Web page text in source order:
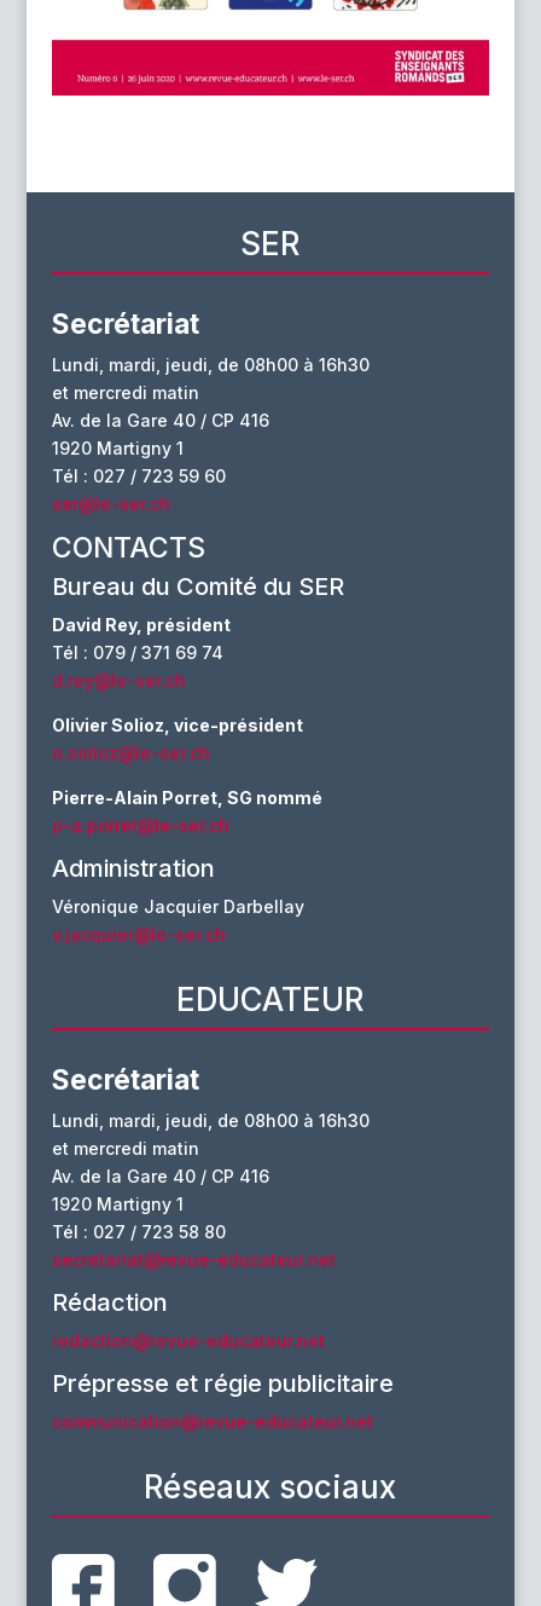
SER
Secrétariat
Lundi, mardi, jeudi, de 08h00 à 16h30
et mercredi matin
Av. de la Gare 40 / CP 416
1920 Martigny 1
Tél : 027 / 723 59 60
ser@le-ser.ch
CONTACTS
Bureau du Comité du SER
David Rey, président
Tél : 079 / 371 69 74
d.rey@le-ser.ch
Olivier Solioz, vice-président
o.solioz@le-ser.ch
Pierre-Alain Porret, SG nommé
p-a.porret@le-ser.ch
Administration
Véronique Jacquier Darbellay
v.jacquier@le-ser.ch
EDUCATEUR
Secrétariat
Lundi, mardi, jeudi, de 08h00 à 16h30
et mercredi matin
Av. de la Gare 40 / CP 416
1920 Martigny 1
Tél : 027 / 723 58 80
secretariat@revue-educateur.net
Rédaction
redaction@revue-educateur.net
Prépresse et régie publicitaire
communication@revue-educateur.net
Réseaux sociaux